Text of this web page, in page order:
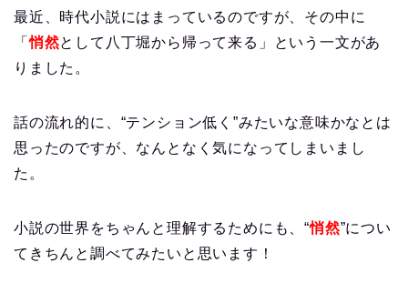
最近、時代小説にはまっているのですが、その中に
「悄然として八丁堀から帰って来る」という一文があ
りました。
話の流れ的に、“テンション低く”みたいな意味かなとは
思ったのですが、なんとなく気になってしまいまし
た。
小説の世界をちゃんと理解するためにも、“悄然”につい
てきちんと調べてみたいと思います！